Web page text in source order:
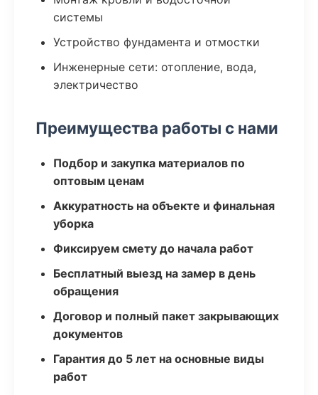
системы
Устройство фундамента и отмостки
Инженерные сети: отопление, вода,
электричество
Преимущества работы с нами
Подбор и закупка материалов по
оптовым ценам
Аккуратность на объекте и финальная
уборка
Фиксируем смету до начала работ
Бесплатный выезд на замер в день
обращения
Договор и полный пакет закрывающих
документов
Гарантия до 5 лет на основные виды
работ